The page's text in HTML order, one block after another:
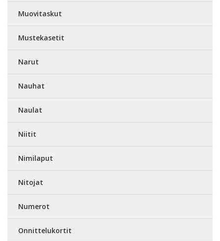
Muovitaskut
Mustekasetit
Narut
Nauhat
Naulat
Niitit
Nimilaput
Nitojat
Numerot
Onnittelukortit